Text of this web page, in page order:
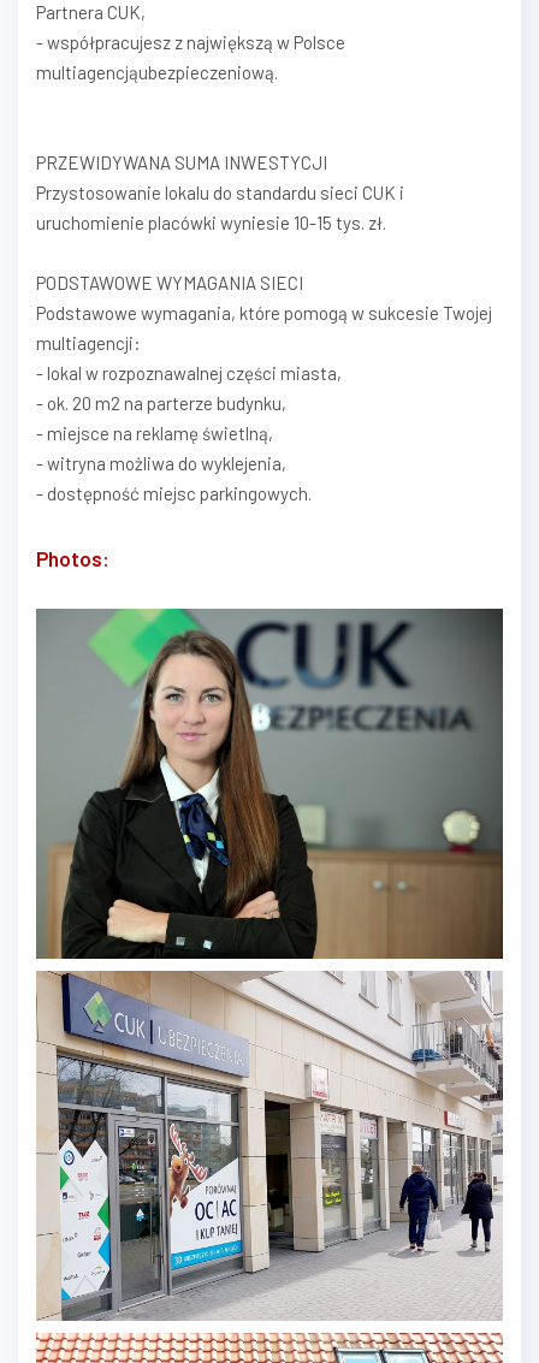
Partnera CUK,
- współpracujesz z największą w Polsce
multiagencjąubezpieczeniową.
PRZEWIDYWANA SUMA INWESTYCJI
Przystosowanie lokalu do standardu sieci CUK i
uruchomienie placówki wyniesie 10-15 tys. zł.
PODSTAWOWE WYMAGANIA SIECI
Podstawowe wymagania, które pomogą w sukcesie Twojej
multiagencji:
- lokal w rozpoznawalnej części miasta,
- ok. 20 m2 na parterze budynku,
- miejsce na reklamę świetlną,
- witryna możliwa do wyklejenia,
- dostępność miejsc parkingowych.
Photos: